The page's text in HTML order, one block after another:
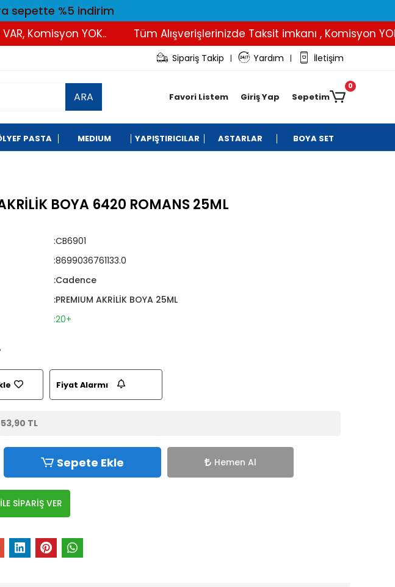
sepette %5 indirim
Komisyon YOK.. Tüm Alışverişlerinizde Taksit imkanı , Komisyon YOK..
Sipariş Takip | Yardım | İletişim
ARA Favori Listem Giriş Yap Sepetim
0
PASTA MEDIUM YAPIŞTIRICILAR ASTARLAR BOYA SET
BOYA 6420 ROMANS 25ML
:CB6901
:8699036761133.0
:Cadence
:PREMIUM AKRİLİK BOYA 25ML
:20+
Fiyat Alarmı
53,90 TL
Sepete Ekle Hemen Al
SİPARİŞ VER